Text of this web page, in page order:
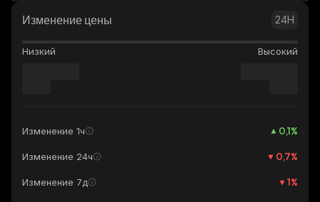
Изменение цены 24H
Низкий Высокий
Изменение 1ч 0,1%
Изменение 24ч 0,7%
Изменение 7д 1%